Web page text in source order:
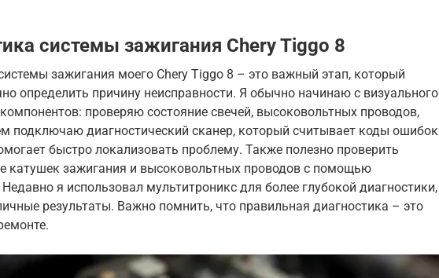
системы зажигания Chery Tiggo 8
зажигания моего Chery Tiggo 8 – это важный этап, который
определить причину неисправности. Я обычно начинаю с визуального
проверяю состояние свечей, высоковольтных проводов,
подключаю диагностический сканер, который считывает коды ошибок
быстро локализовать проблему. Также полезно проверить
катушек зажигания и высоковольтных проводов с помощью
я использовал мультитроникс для более глубокой диагностики,
результаты. Важно помнить, что правильная диагностика – это